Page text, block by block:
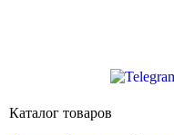
Каталог товаров